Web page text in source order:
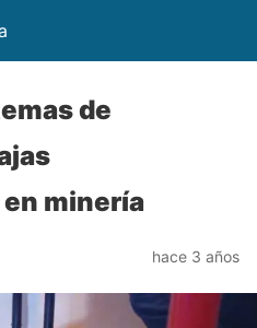
de
minería
hace 3 años